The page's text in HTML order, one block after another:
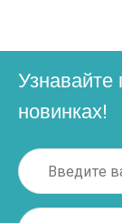
новинках!